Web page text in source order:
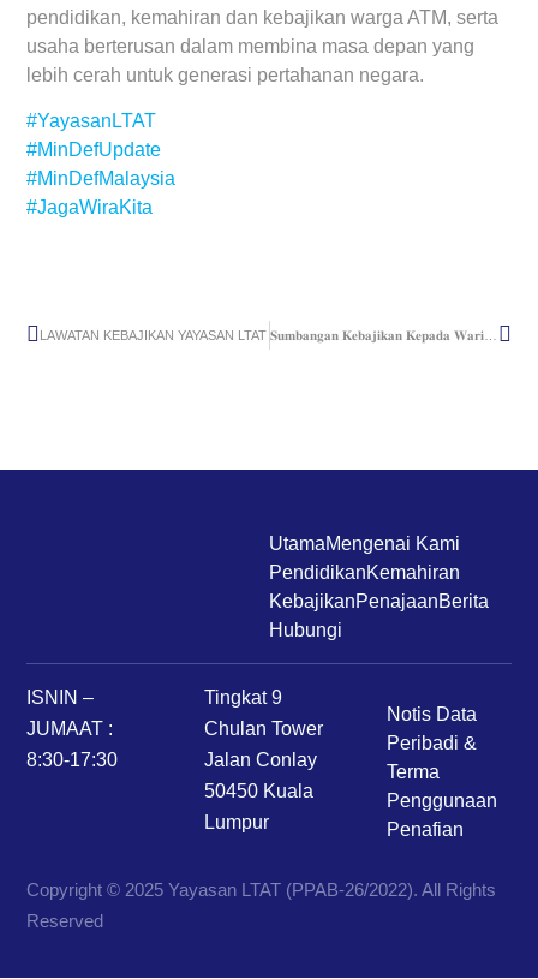
pendidikan, kemahiran dan kebajikan warga ATM, serta
usaha berterusan dalam membina masa depan yang
lebih cerah untuk generasi pertahanan negara.
#YayasanLTAT
#MinDefUpdate
#MinDefMalaysia
#JagaWiraKita
LAWATAN KEBAJIKAN YAYASAN LTAT 𝐒𝐮𝐦𝐛𝐚𝐧𝐠𝐚𝐧 𝐊𝐞𝐛𝐚𝐣𝐢𝐤𝐚𝐧 𝐊𝐞𝐩𝐚𝐝𝐚 𝐖𝐚𝐫𝐢𝐬 𝐀𝐧𝐠𝐠𝐨𝐭𝐚 𝐘𝐚𝐧𝐠 𝐌𝐞𝐧𝐢𝐧𝐠𝐠𝐚𝐥 𝐃𝐮𝐧𝐢𝐚 𝐀𝐤𝐢𝐛𝐚𝐭 𝐊𝐞𝐦𝐚𝐥𝐚𝐧𝐠𝐚𝐧
UtamaMengenai Kami
PendidikanKemahiran
KebajikanPenajaanBerita
Hubungi
ISNIN –
JUMAAT :
8:30-17:30
Tingkat 9
Chulan Tower
Jalan Conlay
50450 Kuala
Lumpur
Notis Data
Peribadi &
Terma
Penggunaan
Penafian
Copyright © 2025 Yayasan LTAT (PPAB-26/2022). All Rights
Reserved